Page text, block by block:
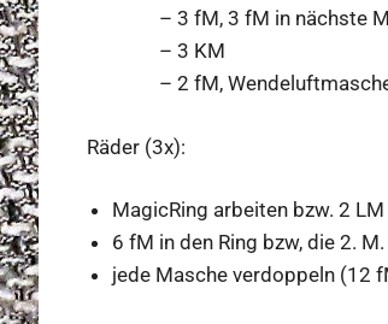
– 3 fM, 3 fM in nächste
– 3 KM
– 2 fM,
Räder (3x):
MagicRing arbeiten bzw. 2
6 fM in den Ring bzw, die 2.
jede Masche verdoppeln (12